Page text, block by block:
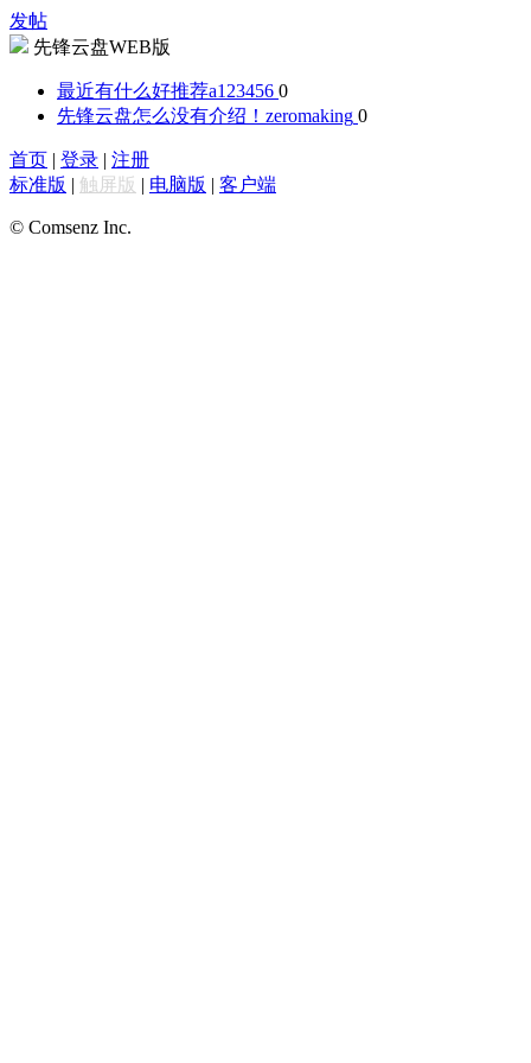
发帖
先锋云盘WEB版
最近有什么好推荐a123456 0
先锋云盘怎么没有介绍！ zeromaking 0
首页 | 登录 | 注册
标准版 | 触屏版 | 电脑版 | 客户端
© Comsenz Inc.